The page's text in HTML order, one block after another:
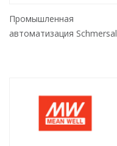
Промышленная
автоматизация Schmersal